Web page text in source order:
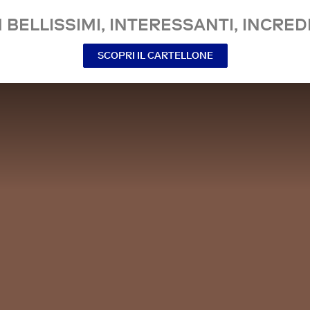
BELLISSIMI, INTERESSANTI,
SCOPRI IL CARTELLONE